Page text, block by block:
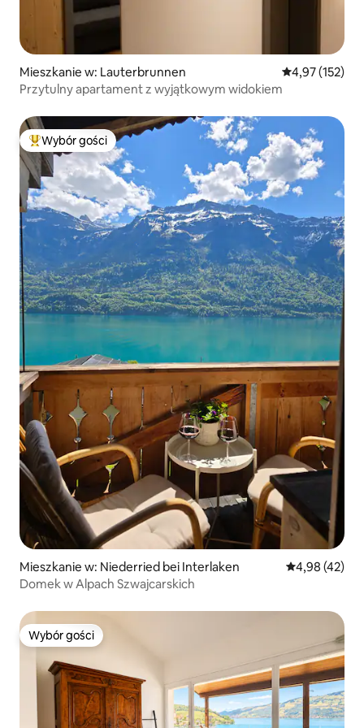
Mieszkanie w: Lauterbrunnen Średnia
4,97 (152)
Przytulny apartament z wyjątkowym widokiem
Najpopularniejsze z kategorii Wybór gości
Wybór gości
Mieszkanie w: Niederried bei Interlaken Średnia
4,98 (42)
Domek w Alpach Szwajcarskich
Wybór gości
Wybór gości